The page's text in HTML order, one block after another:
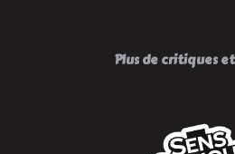
Plus de critiques